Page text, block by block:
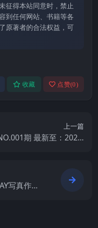
征得本站同意时，禁止
到任何网站、书籍等各
原著者的合法权益，可
收藏 点赞(0)
上一篇
期 最新至：2025.
写真作品